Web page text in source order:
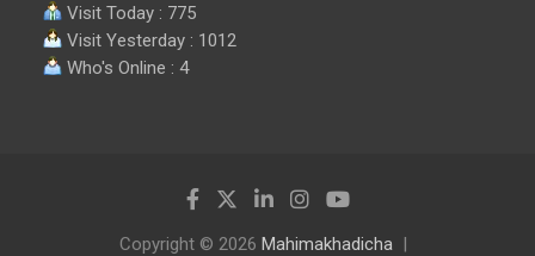
Visit Today : 775
Visit Yesterday : 1012
Who's Online : 4
Copyright © 2026 Mahimakhadicha